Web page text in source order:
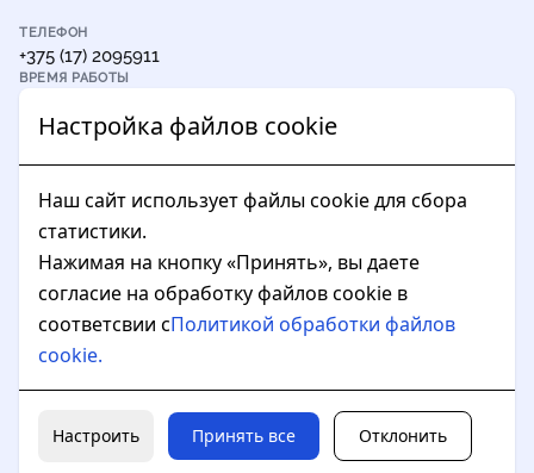
ТЕЛЕФОН
+375 (17) 2095911
ВРЕМЯ РАБОТЫ
АДРЕС
ул. Академика Курчатова, д. 5, каб. 409, 220045, г. Минск
ЭЛЕКТРОННАЯ ПОЧТА
ДОПОЛНИТЕЛЬНО
Образовательный портал ФСК
Облачное хранилище БГУ
Электронная библиотека БГУ
Политика в отношении обработки cookie-файлов
Настройка файлов cookie
Наш сайт использует файлы cookie для сбора
статистики.
Нажимая на кнопку «Принять», вы даете
согласие на обработку файлов cookie в
соответсвии сПолитикой обработки файлов
cookie.
Настроить Принять все Отклонить